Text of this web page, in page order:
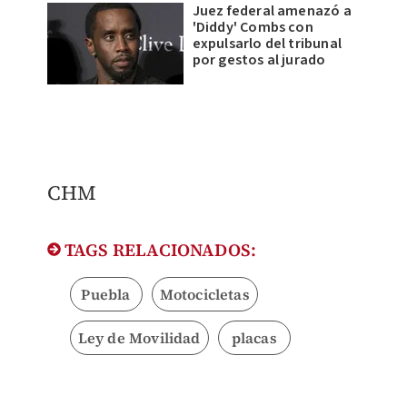
Juez federal amenazó a
'Diddy' Combs con
expulsarlo del tribunal
por gestos al jurado
CHM
TAGS RELACIONADOS:
Puebla Motocicletas
Ley de Movilidad placas